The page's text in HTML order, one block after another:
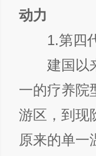
动力
1.第四代
建国以来
一的疗养院
游区，到现
原来的单一